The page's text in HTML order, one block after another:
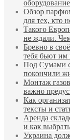
Обзор
для тех, кто
Такого
не ждали.
Бревно в
тебя бьют им
Под Сумами
покончили
Монтаж
важно
Как
тексты и
Аренда
и как
Украина